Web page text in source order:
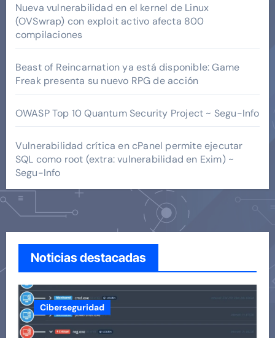
Nueva vulnerabilidad en el kernel de Linux
(OVSwrap) con exploit activo afecta 800
compilaciones
Beast of Reincarnation ya está disponible: Game
Freak presenta su nuevo RPG de acción
OWASP Top 10 Quantum Security Project ~ Segu-Info
Vulnerabilidad crítica en cPanel permite ejecutar
SQL como root (extra: vulnerabilidad en Exim) ~
Segu-Info
Noticias destacadas
Ciberseguridad